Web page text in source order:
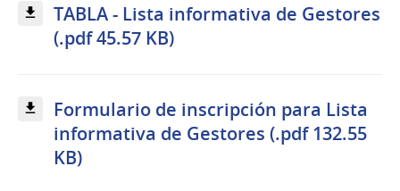
TABLA - Lista informativa de Gestores
(.pdf 45.57 KB)
Formulario de inscripción para Lista
informativa de Gestores (.pdf 132.55
KB)